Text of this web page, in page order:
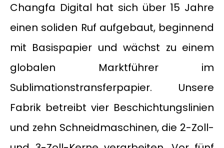
Changfa Digital hat sich über 15 Jahre
einen soliden Ruf aufgebaut, beginnend
mit Basispapier und wächst zu einem
globalen Marktführer im
Sublimationstransferpapier. Unsere
Fabrik betreibt vier Beschichtungslinien
und zehn Schneidmaschinen, die 2-Zoll-